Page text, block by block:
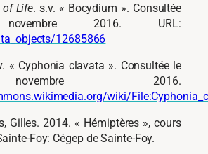
of Life. s.v. « Bocydium ». Consultée
2016. URL:
12685866
« Cyphonia clavata ». Consultée le
2016.
wiki/
Gilles. 2014. « Hémiptères », cours
Foy: Cégep de Sainte-Foy.